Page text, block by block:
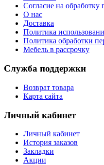
Согласие на
О нас
Доставка
Политика
Политика обработки
Мебель в рассрочку
Служба поддержки
Возврат товара
Карта сайта
Личный кабинет
Личный кабинет
История заказов
Закладки
Акции